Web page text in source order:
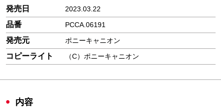
発売日 2023.03.22
品番 PCCA.06191
発売元 ポニーキャニオン
コピーライト （C）ポニーキャニオン
内容